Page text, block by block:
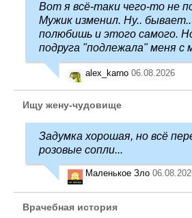
Вот я всё-таки чего-то не
Мужик изменил. Ну..
полюбишь и этого самого.
подруга "подлежала" меня с
alex_karno 06.08.2026
Ищу жену-чудовище
Задумка хорошая, но всё
розовые сопли...
Маленькое Зло
Врачебная история